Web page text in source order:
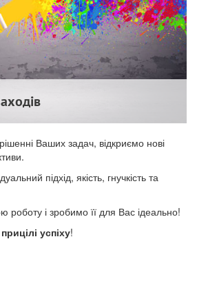
Ваших задач, відкриємо нові
підхід, якість, гнучкість та
роботу і зробимо її для Вас ідеально!
успіху!